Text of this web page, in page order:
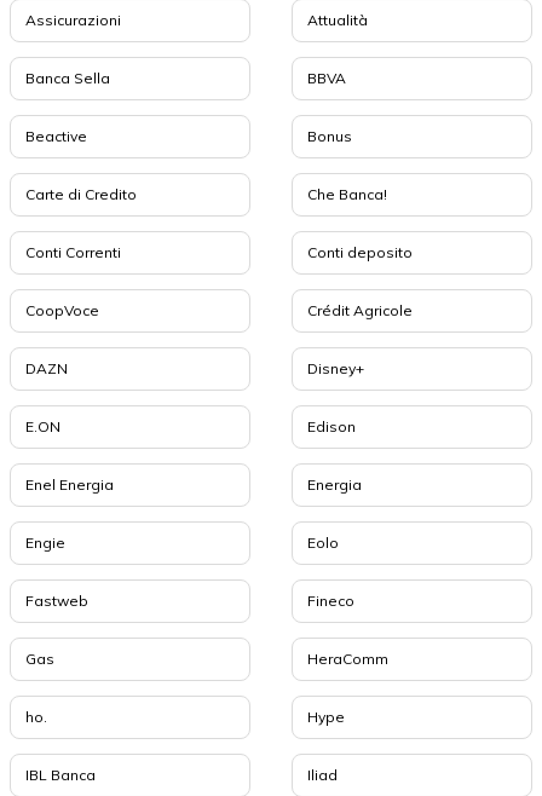
Assicurazioni Attualità
Banca Sella BBVA
Beactive Bonus
Carte di Credito Che Banca!
Conti Correnti Conti deposito
CoopVoce Crédit Agricole
DAZN Disney+
E.ON Edison
Enel Energia Energia
Engie Eolo
Fastweb Fineco
Gas HeraComm
ho. Hype
IBL Banca Iliad